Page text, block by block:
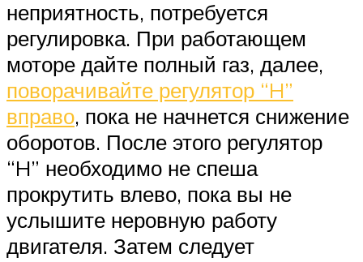
неприятность, потребуется
регулировка. При работающем
моторе дайте полный газ, далее,
поворачивайте регулятор “H”
вправо, пока не начнется снижение
оборотов. После этого регулятор
“H” необходимо не спеша
прокрутить влево, пока вы не
услышите неровную работу
двигателя. Затем следует